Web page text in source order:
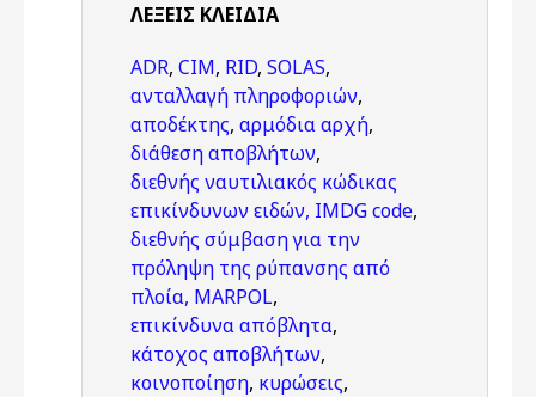
ΛΈΞΕΙΣ KΛΕΙΔΙΆ
ADR, CIM, RID, SOLAS,
ανταλλαγή πληροφοριών,
αποδέκτης, αρμόδια αρχή,
διάθεση αποβλήτων,
διεθνής ναυτιλιακός κώδικας
επικίνδυνων ειδών, IMDG code,
διεθνής σύμβαση για την
πρόληψη της ρύπανσης από
πλοία, MARPOL,
επικίνδυνα απόβλητα,
κάτοχος αποβλήτων,
κοινοποίηση, κυρώσεις,